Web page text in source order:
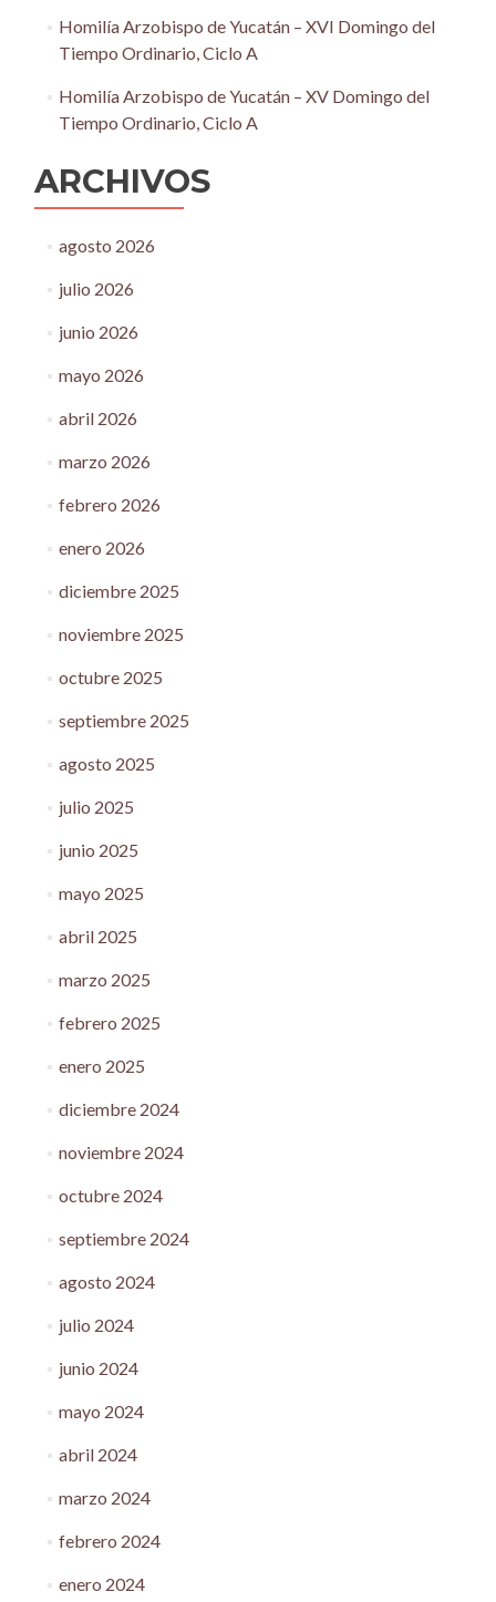
Homilía Arzobispo de Yucatán – XVI Domingo del
Tiempo Ordinario, Ciclo A
Homilía Arzobispo de Yucatán – XV Domingo del
Tiempo Ordinario, Ciclo A
ARCHIVOS
agosto 2026
julio 2026
junio 2026
mayo 2026
abril 2026
marzo 2026
febrero 2026
enero 2026
diciembre 2025
noviembre 2025
octubre 2025
septiembre 2025
agosto 2025
julio 2025
junio 2025
mayo 2025
abril 2025
marzo 2025
febrero 2025
enero 2025
diciembre 2024
noviembre 2024
octubre 2024
septiembre 2024
agosto 2024
julio 2024
junio 2024
mayo 2024
abril 2024
marzo 2024
febrero 2024
enero 2024